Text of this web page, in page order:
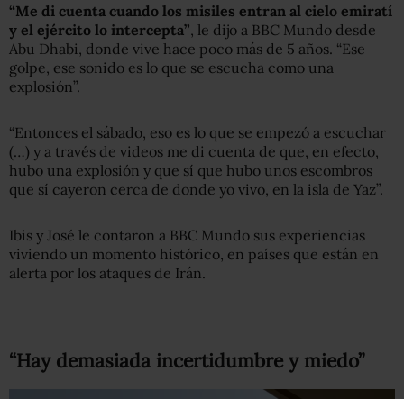
“Me di cuenta cuando los misiles entran al cielo emiratí
y el ejército lo intercepta” , le dijo a BBC Mundo desde
Abu Dhabi, donde vive hace poco más de 5 años. “Ese
golpe, ese sonido es lo que se escucha como una
explosión”.
“Entonces el sábado, eso es lo que se empezó a escuchar
(…) y a través de videos me di cuenta de que, en efecto,
hubo una explosión y que sí que hubo unos escombros
que sí cayeron cerca de donde yo vivo, en la isla de Yaz”.
Ibis y José le contaron a BBC Mundo sus experiencias
viviendo un momento histórico, en países que están en
alerta por los ataques de Irán.
“Hay demasiada incertidumbre y miedo”